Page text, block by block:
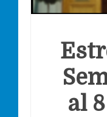
al